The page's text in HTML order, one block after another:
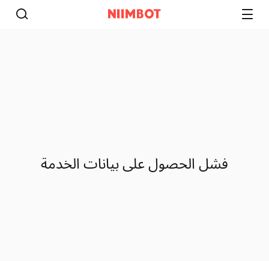
فشل الحصول على بيانات الخدمة